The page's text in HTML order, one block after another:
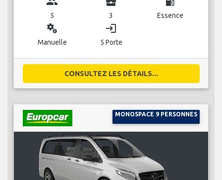
5 3 Essence
miscellaneous_services
Manuelle
login
5 Porte
CONSULTEZ LES DÉTAILS...
MONOSPACE 9 PERSONNES